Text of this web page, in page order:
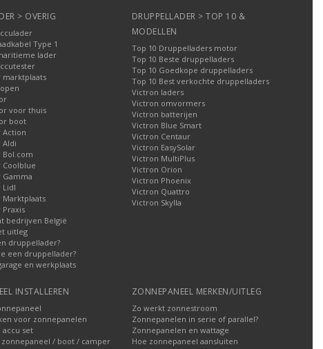
> OVERIG
Type 1
lader
voor thuis
boot
Action
Aldi
Lidl
bedrijven België
uitleg
druppellader?
een druppellader?
en werkplaats
DRUPPELLADER > TOP 10 &
MODELLEN
Top 10 Druppelladers motor
Top 10 Beste druppelladers
Top 10 Goedkope druppelladers
Top 10 Best verkochte druppelladers
Victron laders
Victron omvormers
Victron batterijen
Victron Blue Smart
Victron Centaur
Victron EasySolar
Victron MultiPlus
Victron Orion
Victron Phoenix
Victron Quattro
Victron Skylla
INSTALLEREN
voor zonnepanelen
set
zonnepaneel / boot / camper
ZONNEPANEEL MERKEN/UITLEG
Zo werkt zonnestroom
Zonnepanelen in serie of parallel?
Zonnepanelen en wattage
Hoe zonnepaneel aansluiten